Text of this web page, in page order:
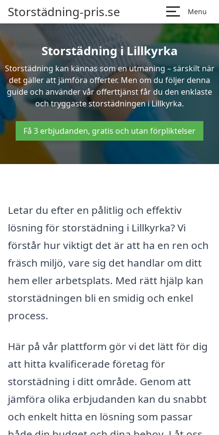
Storstädning-pris.se Menu
Storstädning i Lillkyrka
Storstädning kan kännas som en utmaning – särskilt när
det gäller att jämföra offerter. Men om du följer denna
guide och använder vår offerttjänst får du den enklaste
och tryggaste storstädningen i Lillkyrka.
Få 3 erbjudanden, gratis och utan förpliktelser
Letar du efter en pålitlig och effektiv
lösning för storstädning i Lillkyrka? Vi
förstår hur viktigt det är att ha en ren och
fräsch miljö, vare sig det handlar om ditt
hem eller arbetsplats. Med rätt hjälp kan
storstädningen bli en smidig och enkel
process.
Här på vår plattform gör vi det lätt för dig
att hitta kvalificerade företag för
storstädning i ditt område. Genom att
jämföra olika erbjudanden kan du snabbt
och enkelt hitta en lösning som passar